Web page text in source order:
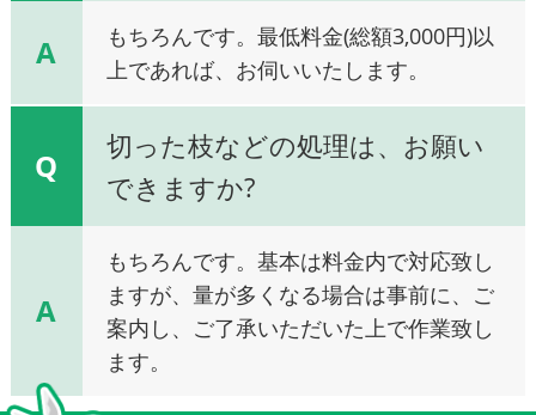
A
もちろんです。最低料金(総額3,000円)以
上であれば、お伺いいたします。
Q
切った枝などの処理は、お願い
できますか?
A
もちろんです。基本は料金内で対応致し
ますが、量が多くなる場合は事前に、ご
案内し、ご了承いただいた上で作業致し
ます。